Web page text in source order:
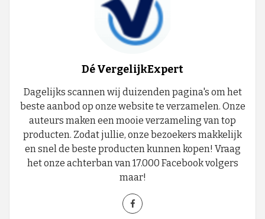
Dé VergelijkExpert
Dagelijks scannen wij duizenden pagina's om het
beste aanbod op onze website te verzamelen. Onze
auteurs maken een mooie verzameling van top
producten. Zodat jullie, onze bezoekers makkelijk
en snel de beste producten kunnen kopen! Vraag
het onze achterban van 17.000 Facebook volgers
maar!